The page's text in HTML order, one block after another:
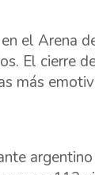
el Arena
El cierre
más
argentino